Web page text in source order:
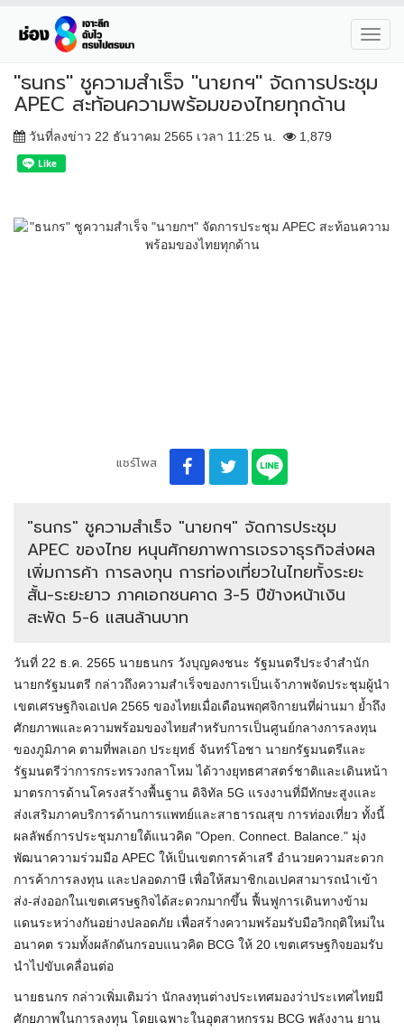
"ธนกร" ชูความสำเร็จ "นายกฯ" จัดการประชุม
APEC สะท้อนความพร้อมของไทยทุกด้าน
วันที่ลงข่าว 22 ธันวาคม 2565 เวลา 11:25 น. 1,879
แชร์โพส
"ธนกร" ชูความสำเร็จ "นายกฯ" จัดการประชุม
APEC ของไทย หนุนศักยภาพการเจรจาธุรกิจส่งผล
เพิ่มการค้า การลงทุน การท่องเที่ยวในไทยทั้งระยะ
สั้น-ระยะยาว ภาคเอกชนคาด 3-5 ปีข้างหน้าเงิน
สะพัด 5-6 แสนล้านบาท
วันที่ 22 ธ.ค. 2565 นายธนกร วังบุญคงชนะ รัฐมนตรีประจำสำนัก
นายกรัฐมนตรี กล่าวถึงความสำเร็จของการเป็นเจ้าภาพจัดประชุมผู้นำ
เขตเศรษฐกิจเอเปค 2565 ของไทยเมื่อเดือนพฤศจิกายนที่ผ่านมา ย้ำถึง
ศักยภาพและความพร้อมของไทยสำหรับการเป็นศูนย์กลางการลงทุน
ของภูมิภาค ตามที่พลเอก ประยุทธ์ จันทร์โอชา นายกรัฐมนตรีและ
รัฐมนตรีว่าการกระทรวงกลาโหม ได้วางยุทธศาสตร์ชาติและเดินหน้า
มาตรการด้านโครงสร้างพื้นฐาน ดิจิทัล 5G แรงงานที่มีทักษะสูงและ
ส่งเสริมภาคบริการด้านการแพทย์และสาธารณสุข การท่องเที่ยว ทั้งนี้
ผลลัพธ์การประชุมภายใต้แนวคิด "Open. Connect. Balance." มุ่ง
พัฒนาความร่วมมือ APEC ให้เป็นเขตการค้าเสรี อำนวยความสะดวก
การค้าการลงทุน และปลอดภาษี เพื่อให้สมาชิกเอเปคสามารถนำเข้า
ส่ง-ส่งออกในเขตเศรษฐกิจได้สะดวกมากขึ้น ฟื้นฟูการเดินทางข้าม
แดนระหว่างกันอย่างปลอดภัย เพื่อสร้างความพร้อมรับมือวิกฤติใหม่ใน
อนาคต รวมทั้งผลักดันกรอบแนวคิด BCG ให้ 20 เขตเศรษฐกิจยอมรับ
นำไปขับเคลื่อนต่อ
นายธนกร กล่าวเพิ่มเติมว่า นักลงทุนต่างประเทศมองว่าประเทศไทยมี
ศักยภาพในการลงทุน โดยเฉพาะในอุตสาหกรรม BCG พลังงาน ยาน